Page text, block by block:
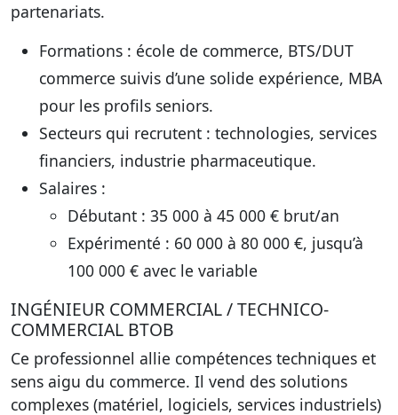
partenariats.
Formations : école de commerce, BTS/DUT
commerce suivis d’une solide expérience, MBA
pour les profils seniors.
Secteurs qui recrutent : technologies, services
financiers, industrie pharmaceutique.
Salaires :
Débutant : 35 000 à 45 000 € brut/an
Expérimenté : 60 000 à 80 000 €, jusqu’à
100 000 € avec le variable
INGÉNIEUR COMMERCIAL / TECHNICO-
COMMERCIAL BTOB
Ce professionnel allie compétences techniques et
sens aigu du commerce. Il vend des solutions
complexes (matériel, logiciels, services industriels)